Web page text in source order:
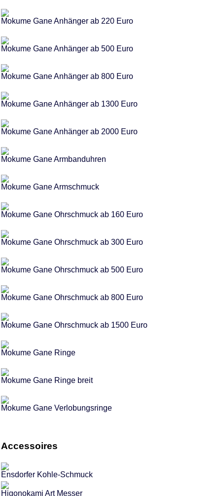
Mokume Gane Anhänger ab 220 Euro
Mokume Gane Anhänger ab 500 Euro
Mokume Gane Anhänger ab 800 Euro
Mokume Gane Anhänger ab 1300 Euro
Mokume Gane Anhänger ab 2000 Euro
Mokume Gane Armbanduhren
Mokume Gane Armschmuck
Mokume Gane Ohrschmuck ab 160 Euro
Mokume Gane Ohrschmuck ab 300 Euro
Mokume Gane Ohrschmuck ab 500 Euro
Mokume Gane Ohrschmuck ab 800 Euro
Mokume Gane Ohrschmuck ab 1500 Euro
Mokume Gane Ringe
Mokume Gane Ringe breit
Mokume Gane Verlobungsringe
Accessoires
Ensdorfer Kohle-Schmuck
Higonokami Art Messer